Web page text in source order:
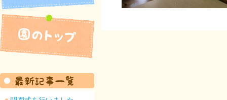
園の紹介
スケジュール
活動ブログ